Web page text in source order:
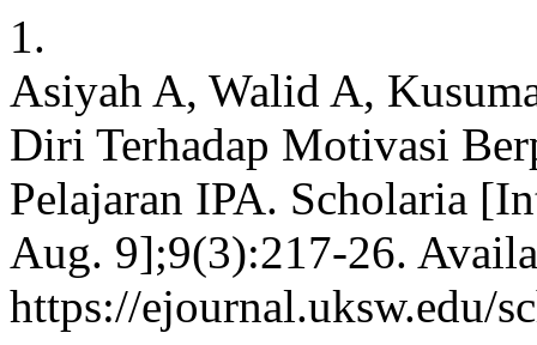
1.
Asiyah A, Walid A,
Diri Terhadap Motivasi
Pelajaran IPA. Scholaria
Aug. 9];9(3):217-26.
https://ejournal.uksw.edu/